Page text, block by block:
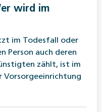
wird im
im Todesfall oder
Person auch deren
zählt, ist im
Vorsorgeeinrichtung